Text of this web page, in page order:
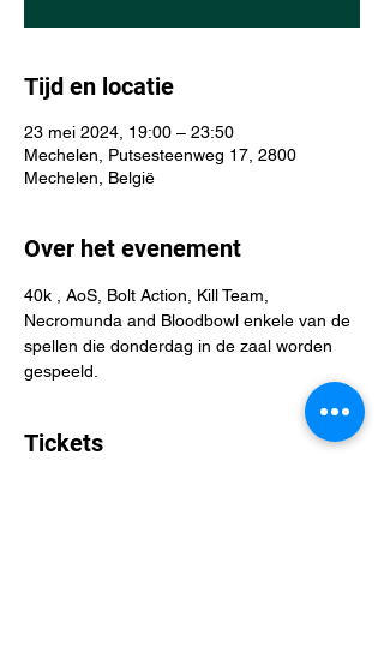
Tijd en locatie
23 mei 2024, 19:00 – 23:50
Mechelen, Putsesteenweg 17, 2800
Mechelen, België
Over het evenement
40k , AoS, Bolt Action, Kill Team,
Necromunda and Bloodbowl enkele van de
spellen die donderdag in de zaal worden
gespeeld.
Tickets